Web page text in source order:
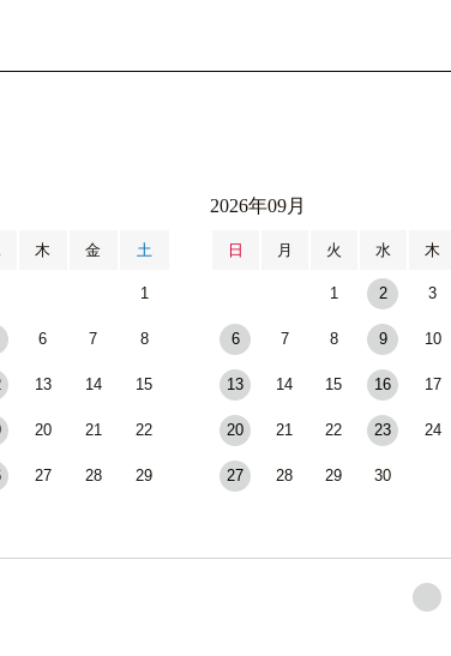
木 金 土
1
6 7 8
13 14 15
20 21 22
27 28 29
2026年09月
日 月 火 水 木
1 2 3
6 7 8 9 10
13 14 15 16 17
20 21 22 23 24
27 28 29 30